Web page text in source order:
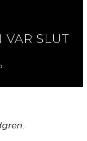
SLUT